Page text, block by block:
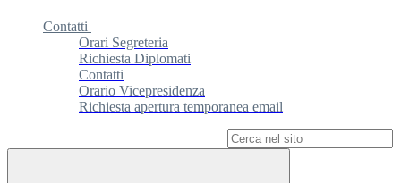
Contatti
Orari Segreteria
Richiesta Diplomati
Contatti
Orario Vicepresidenza
Richiesta apertura temporanea email